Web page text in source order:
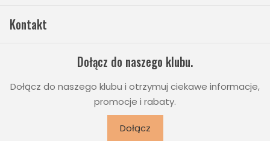
Kontakt
Dołącz do naszego klubu.
Dołącz do naszego klubu i otrzymuj ciekawe informacje,
promocje i rabaty.
Dołącz